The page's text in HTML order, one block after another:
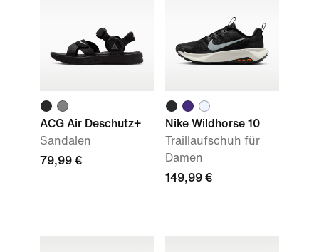
ACG Air Deschutz+
Sandalen
79,99 €
Nike Wildhorse 10
Traillaufschuh für
Damen
149,99 €